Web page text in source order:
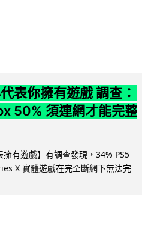
表你擁有遊戲 調查：
50% 須連網才能完整
擁有遊戲】有調查發現，34% PS5
X 實體遊戲在完全斷網下無法完